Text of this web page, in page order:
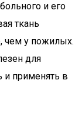
и его
ткань
чем у пожилых.
для
и применять в